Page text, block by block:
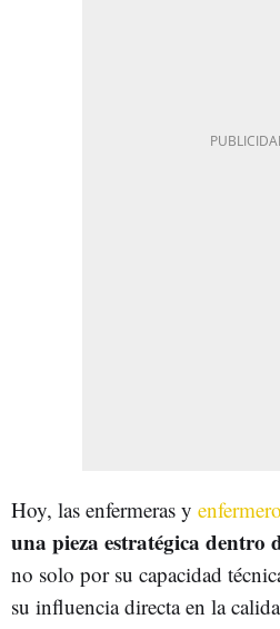
Hoy, las enfermeras y
una pieza estratégica dentro
no solo por su capacidad
su influencia directa en la